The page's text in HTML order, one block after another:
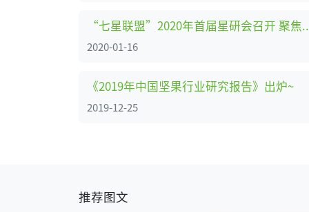
“七星联盟”2020年首届
2020-01-16
《2019年中国坚果行业研究报告》出炉~
2019-12-25
推荐图文